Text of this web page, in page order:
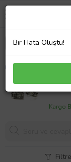
Kargo
Bir Hata Oluştu!